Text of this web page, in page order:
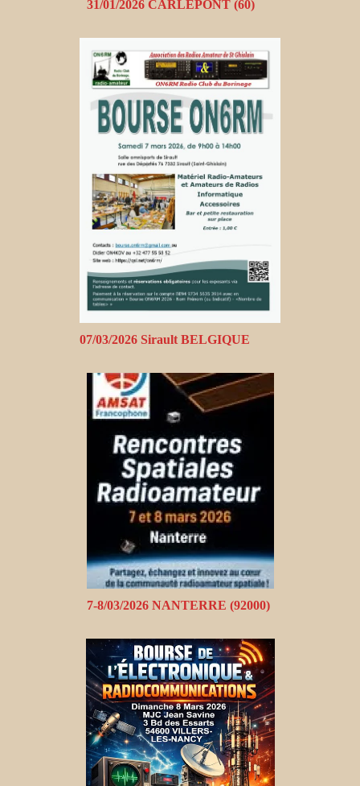
31/01/2026 CARLEPONT (60)
07/03/2026 Sirault BELGIQUE
7-8/03/2026 NANTERRE (92000)